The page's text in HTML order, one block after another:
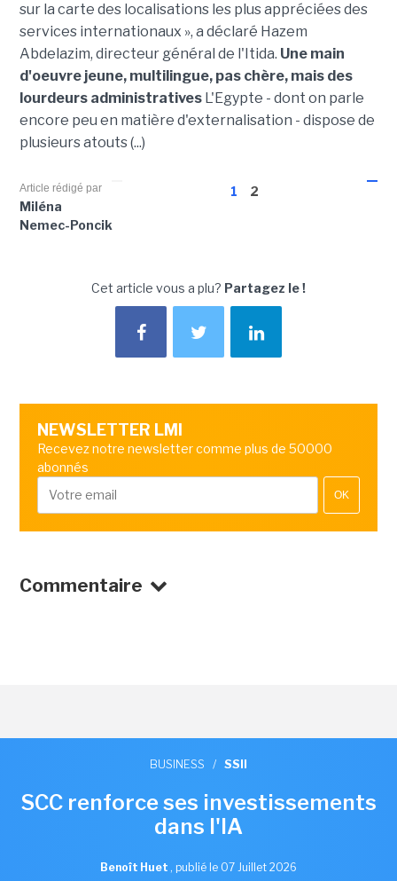
sur la carte des localisations les plus appréciées des
services internationaux », a déclaré Hazem
Abdelazim, directeur général de l'Itida. Une main
d'oeuvre jeune, multilingue, pas chère, mais des
lourdeurs administrativesL'Egypte - dont on parle
encore peu en matière d'externalisation - dispose de
plusieurs atouts (...)
1 2
Article rédigé par
Miléna
Nemec-Poncik
Cet article vous a plu? Partagez le !
NEWSLETTER LMI
Recevez notre newsletter comme plus de 50000
abonnés
OK
Commentaire
BUSINESS / SSII
SCC renforce ses investissements
dans l'IA
Benoît Huet , publié le 07 Juillet 2026